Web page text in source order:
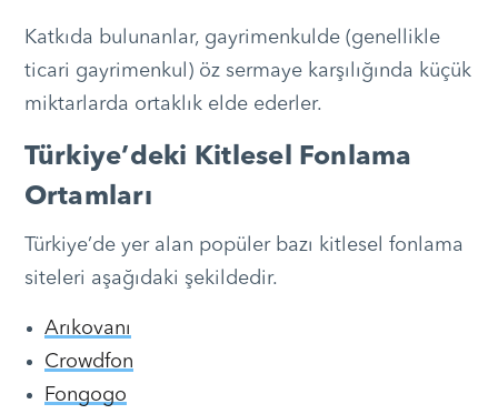
Katkıda bulunanlar, gayrimenkulde (genellikle
ticari gayrimenkul) öz sermaye karşılığında küçük
miktarlarda ortaklık elde ederler.
Türkiye’deki Kitlesel Fonlama
Ortamları
Türkiye’de yer alan popüler bazı kitlesel fonlama
siteleri aşağıdaki şekildedir.
Arıkovanı
Crowdfon
Fongogo